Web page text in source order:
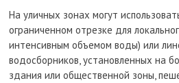
На уличных зонах могут
ограниченном отрезке для
интенсивным объемом воды) или
водосборников, установленных на
здания или общественной зоны,